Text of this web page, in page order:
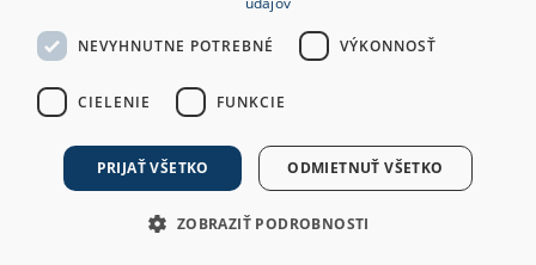
NEVYHNUTNE POTREBNÉ VÝKONNOSŤ
CIELENIE FUNKCIE
PRIJAŤ VŠETKO ODMIETNUŤ VŠETKO
ZOBRAZIŤ PODROBNOSTI